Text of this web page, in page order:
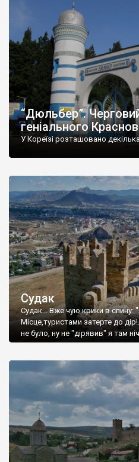
“Дюльбер”.
геніального
У Кореїзі розташовано
Судак
Судак... Вже чую крики в
Місце,туристами затерте до
не було, ну не "дірявив" я там